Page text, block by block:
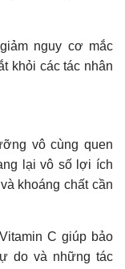
nguy cơ mắc
khỏi các tác nhân
vô cùng quen
lại vô số lợi ích
khoáng chất cần
C giúp bảo
do và những tác